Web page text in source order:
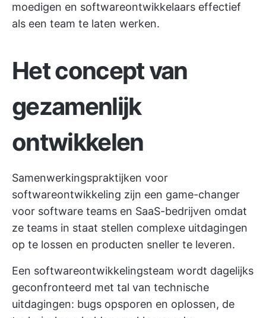
moedigen en softwareontwikkelaars effectief
als een team te laten werken.
Het concept van
gezamenlijk
ontwikkelen
Samenwerkingspraktijken voor
softwareontwikkeling zijn een game-changer
voor software teams en SaaS-bedrijven omdat
ze teams in staat stellen complexe uitdagingen
op te lossen en producten sneller te leveren.
Een softwareontwikkelingsteam wordt dagelijks
geconfronteerd met tal van technische
uitdagingen: bugs opsporen en oplossen, de